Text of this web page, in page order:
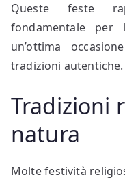
Queste feste
fondamentale per
un’ottima
tradizioni autentiche.
Tradizioni
natura
Molte festività